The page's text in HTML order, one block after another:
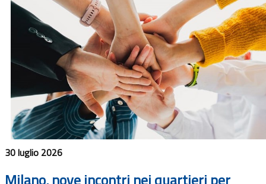
30 luglio 2026